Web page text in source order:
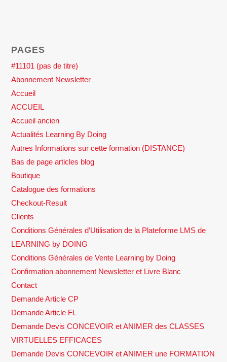
PAGES
#11101 (pas de titre)
Abonnement Newsletter
Accueil
ACCUEIL
Accueil ancien
Actualités Learning By Doing
Autres Informations sur cette formation (DISTANCE)
Bas de page articles blog
Boutique
Catalogue des formations
Checkout-Result
Clients
Conditions Générales d’Utilisation de la Plateforme LMS de
LEARNING by DOING
Conditions Générales de Vente Learning by Doing
Confirmation abonnement Newsletter et Livre Blanc
Contact
Demande Article CP
Demande Article FL
Demande Devis CONCEVOIR et ANIMER des CLASSES
VIRTUELLES EFFICACES
Demande Devis CONCEVOIR et ANIMER une FORMATION